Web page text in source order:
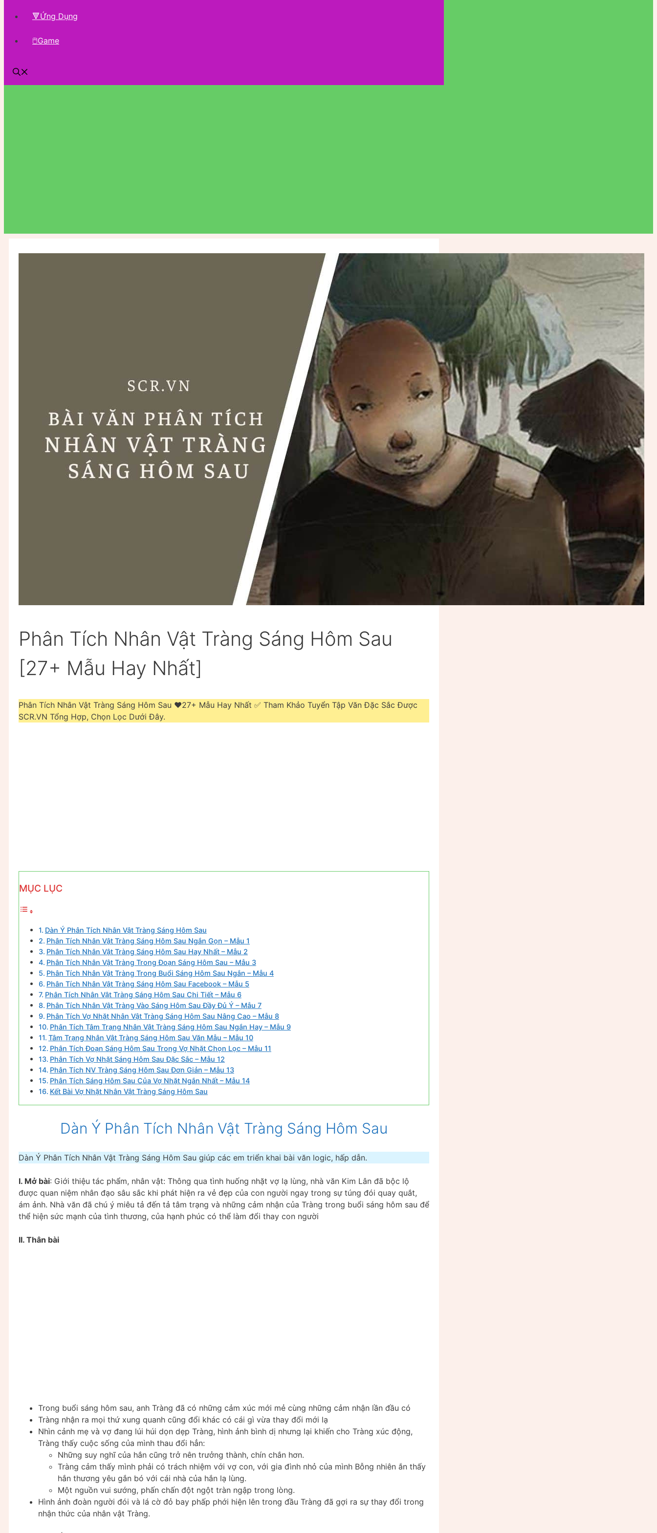
🔻Ứng Dụng
🖱Game
Phân Tích Nhân Vật Tràng Sáng Hôm Sau
[27+ Mẫu Hay Nhất]
Phân Tích Nhân Vật Tràng Sáng Hôm Sau ❤️️27+ Mẫu Hay Nhất ✅ Tham Khảo Tuyển Tập Văn Đặc Sắc Được
SCR.VN Tổng Hợp, Chọn Lọc Dưới Đây.
MỤC LỤC
Dàn Ý Phân Tích Nhân Vật Tràng Sáng Hôm Sau
Phân Tích Nhân Vật Tràng Sáng Hôm Sau Ngắn Gọn – Mẫu 1
Phân Tích Nhân Vật Tràng Sáng Hôm Sau Hay Nhất – Mẫu 2
Phân Tích Nhân Vật Tràng Trong Đoạn Sáng Hôm Sau – Mẫu 3
Phân Tích Nhân Vật Tràng Trong Buổi Sáng Hôm Sau Ngắn – Mẫu 4
Phân Tích Nhân Vật Tràng Sáng Hôm Sau Facebook – Mẫu 5
Phân Tích Nhân Vật Tràng Sáng Hôm Sau Chi Tiết – Mẫu 6
Phân Tích Nhân Vật Tràng Vào Sáng Hôm Sau Đầy Đủ Ý – Mẫu 7
Phân Tích Vợ Nhặt Nhân Vật Tràng Sáng Hôm Sau Nâng Cao – Mẫu 8
Phân Tích Tâm Trạng Nhân Vật Tràng Sáng Hôm Sau Ngắn Hay – Mẫu 9
Tâm Trạng Nhân Vật Tràng Sáng Hôm Sau Văn Mẫu – Mẫu 10
Phân Tích Đoạn Sáng Hôm Sau Trong Vợ Nhặt Chọn Lọc – Mẫu 11
Phân Tích Vợ Nhặt Sáng Hôm Sau Đặc Sắc – Mẫu 12
Phân Tích NV Tràng Sáng Hôm Sau Đơn Giản – Mẫu 13
Phân Tích Sáng Hôm Sau Của Vợ Nhặt Ngắn Nhất – Mẫu 14
Kết Bài Vợ Nhặt Nhân Vật Tràng Sáng Hôm Sau
Dàn Ý Phân Tích Nhân Vật Tràng Sáng Hôm Sau
Dàn Ý Phân Tích Nhân Vật Tràng Sáng Hôm Sau giúp các em triển khai bài văn logic, hấp dẫn.
I. Mở bài: Giới thiệu tác phẩm, nhân vật: Thông qua tình huống nhặt vợ lạ lùng, nhà văn Kim Lân đã bộc lộ
được quan niệm nhân đạo sâu sắc khi phát hiện ra vẻ đẹp của con người ngay trong sự túng đói quay quắt,
ám ảnh. Nhà văn đã chú ý miêu tả đến tả tâm trạng và những cảm nhận của Tràng trong buổi sáng hôm sau để
thể hiện sức mạnh của tình thương, của hạnh phúc có thể làm đổi thay con người
II. Thân bài
Trong buổi sáng hôm sau, anh Tràng đã có những cảm xúc mới mẻ cùng những cảm nhận lần đầu có
Tràng nhận ra mọi thứ xung quanh cũng đổi khác có cái gì vừa thay đổi mới lạ
Nhìn cảnh mẹ và vợ đang lúi húi dọn dẹp Tràng, hình ảnh bình dị nhưng lại khiến cho Tràng xúc động,
Tràng thấy cuộc sống của mình thau đổi hẳn:
Những suy nghĩ của hắn cũng trở nên trưởng thành, chín chắn hơn.
Tràng cảm thấy mình phải có trách nhiệm với vợ con, với gia đình nhỏ của mình Bỗng nhiên ắn thấy
hắn thương yêu gắn bó với cái nhà của hắn lạ lùng.
Một nguồn vui sướng, phấn chấn đột ngột tràn ngập trong lòng.
Hình ảnh đoàn người đói và lá cờ đỏ bay phấp phới hiện lên trong đầu Tràng đã gợi ra sự thay đổi trong
nhận thức của nhân vật Tràng.